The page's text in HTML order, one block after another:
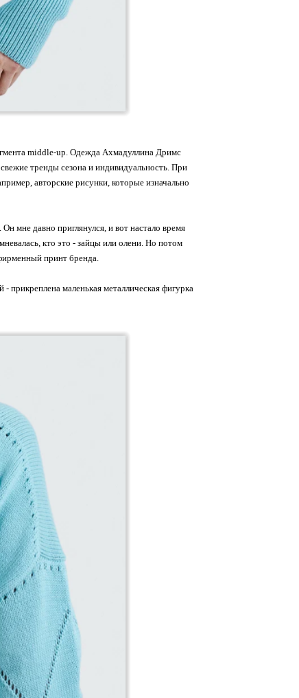
middle-up. Одежда Ахмадуллина Дримс
тренды сезона и индивидуальность. При
авторские рисунки, которые изначально
мне давно приглянулся, и вот настало время
кто это - зайцы или олени. Но потом
принт бренда.
маленькая металлическая фигурка